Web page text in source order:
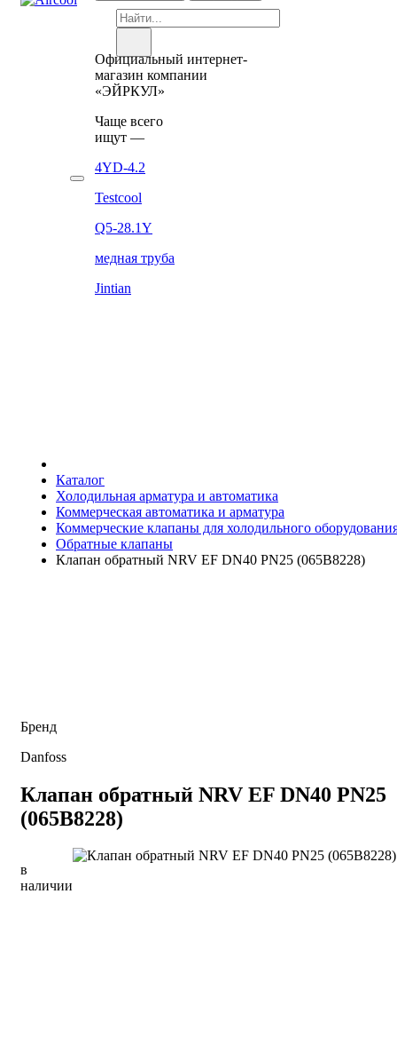
Официальный интернет-
магазин компании
«ЭЙРКУЛ»
Чаще вcего
ищут —
4YD-4.2
Testcool
Q5-28.1Y
медная труба
Jintian
Каталог
Холодильная арматура и автоматика
Коммерческая автоматика и арматура
Коммерческие клапаны для холодильного
Обратные клапаны
Клапан обратный NRV EF DN40 PN25 (065B8228)
Бренд
Danfoss
Клапан обратный NRV EF DN40 PN25
(065B8228)
в
наличии